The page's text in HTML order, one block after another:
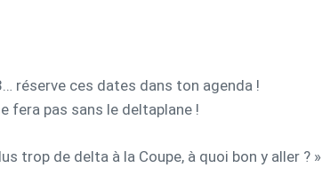
réserve ces dates dans ton agenda !
fera pas sans le deltaplane !
trop de delta à la Coupe, à quoi bon y aller ? »